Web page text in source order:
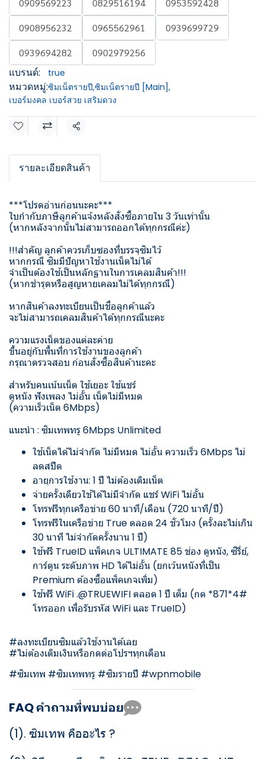
0909569223
0829516194
0953592428
0908956232
0965562961
0939699729
0939694282
0902979256
แบรนด์: true
หมวดหมู่:ซิมเน็ตรายปี,ซิมเน็ตรายปี [Main],
เบอร์มงคล เบอร์สวย เสริมดวง
แชร์
รายละเอียดสินค้า
***โปรดอ่านก่อนนะคะ***
ใบกำกับภาษีลูกค้าแจ้งหลังสั่งซื้อภายใน 3 วันเท่านั้น
(หากหลังจากนั้นไม่สามารถออกได้ทุกกรณีค่ะ)
!!!สำคัญ ลูกค้าควรเก็บซองที่บรรจุซิมไว้
หากกรณี ซิมมีปัญหาใช้งานเน็ตไม่ได้
จำเป็นต้องใช้เป็นหลักฐานในการเคลมสินค้า!!!
(หากชำรุดหรือสูญหายเคลมไม่ได้ทุกกรณี)
หากสินค้าลงทะเบียนเป็นชื่อลูกค้าแล้ว
จะไม่สามารถเคลมสินค้าได้ทุกกรณีนะคะ
ความแรงเน็ตของแต่ละค่าย
ขึ้นอยู่กับพื้นที่การใช้งานของลูกค้า
กรุณาตรวจสอบ ก่อนสั่งซื้อสินค้านะคะ
สำหรับคนเน้นเน็ต ใช้เยอะ ใช้แชร์
ดูหนัง ฟังเพลง ไม่อั้น เน็ตไม่มีหมด
(ความเร็วเน็ต 6Mbps)
แนะนำ : ซิมเทพทรู 6Mbps Unlimited
ใช้เน็ตได้ไม่จำกัด ไม่มีหมด ไม่อั้น ความเร็ว 6Mbps ไม่
ลดสปีด
อายุการใช้งาน: 1 ปี ไม่ต้องเติมเน็ต
จ่ายครั้งเดียวใช้ได้ไม่มีจำกัด แชร์ WiFi ไม่อั้น
โทรฟรีทุกเครือข่าย 60 นาที/เดือน (720 นาที/ปี)
โทรฟรีในเครือข่าย True ตลอด 24 ชั่วโมง (ครั้งละไม่เกิน
30 นาที ไม่จำกัดครั้งนาน 1 ปี)
ใช้ฟรี TrueID แพ็คเกจ ULTIMATE 85 ช่อง ดูหนัง, ซีรี่ย์,
การ์ตูน ระดับภาพ HD ได้ไม่อั้น (ยกเว้นหนังที่เป็น
Premium ต้องซื้อแพ็คเกจเพิ่ม)
ใช้ฟรี WiFi .@TRUEWIFI ตลอด 1 ปี เต็ม (กด *871*4#
โทรออก เพื่อรับรหัส WiFi และ TrueID)
#ลงทะเบียนซิมแล้วใช้งานได้เลย
#ไม่ต้องเติมเงินหรือกดต่อโปรฯทุกเดือน
#ซิมเทพ #ซิมเทพทรู #ซิมรายปี #wpnmobile
FAQ คำถามที่พบบ่อย
(1). ซิมเทพ คืออะไร ?